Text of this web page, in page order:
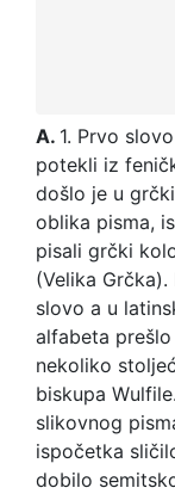
A. 1. Prvo
potekli iz
došlo je u
oblika pisma,
pisali grčki
(Velika
slovo a u
alfabeta
nekoliko
biskupa
slikovnog
ispočetka
dobilo